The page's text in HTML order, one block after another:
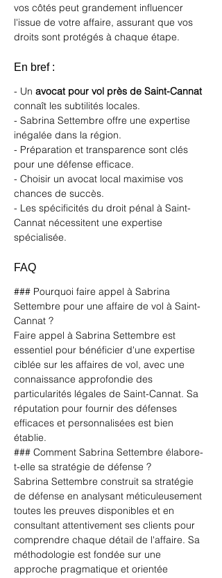
vos côtés peut grandement influencer
l'issue de votre affaire, assurant que vos
droits sont protégés à chaque étape.
En bref :
- Un avocat pour vol près de Saint-Cannat
connaît les subtilités locales.
- Sabrina Settembre offre une expertise
inégalée dans la région.
- Préparation et transparence sont clés
pour une défense efficace.
- Choisir un avocat local maximise vos
chances de succès.
- Les spécificités du droit pénal à Saint-
Cannat nécessitent une expertise
spécialisée.
FAQ
### Pourquoi faire appel à Sabrina
Settembre pour une affaire de vol à Saint-
Cannat ?
Faire appel à Sabrina Settembre est
essentiel pour bénéficier d'une expertise
ciblée sur les affaires de vol, avec une
connaissance approfondie des
particularités légales de Saint-Cannat. Sa
réputation pour fournir des défenses
efficaces et personnalisées est bien
établie.
### Comment Sabrina Settembre élabore-
t-elle sa stratégie de défense ?
Sabrina Settembre construit sa stratégie
de défense en analysant méticuleusement
toutes les preuves disponibles et en
consultant attentivement ses clients pour
comprendre chaque détail de l'affaire. Sa
méthodologie est fondée sur une
approche pragmatique et orientée